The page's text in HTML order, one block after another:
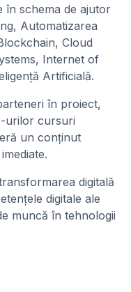
în schema de ajutor
Automatizarea
Cloud
Internet of
Artificială.
în proiect,
urilor cursuri
un conținut
digitală
digitale ale
muncă în tehnologii